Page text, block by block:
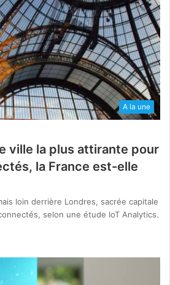
A la une
ville la plus attirante pour
la France est-elle
loin derrière Londres, sacrée capitale
selon une étude IoT Analytics.